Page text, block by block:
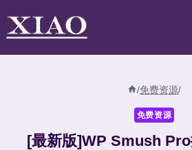
/免费资源/
免费资源
[最新版]WP Smush